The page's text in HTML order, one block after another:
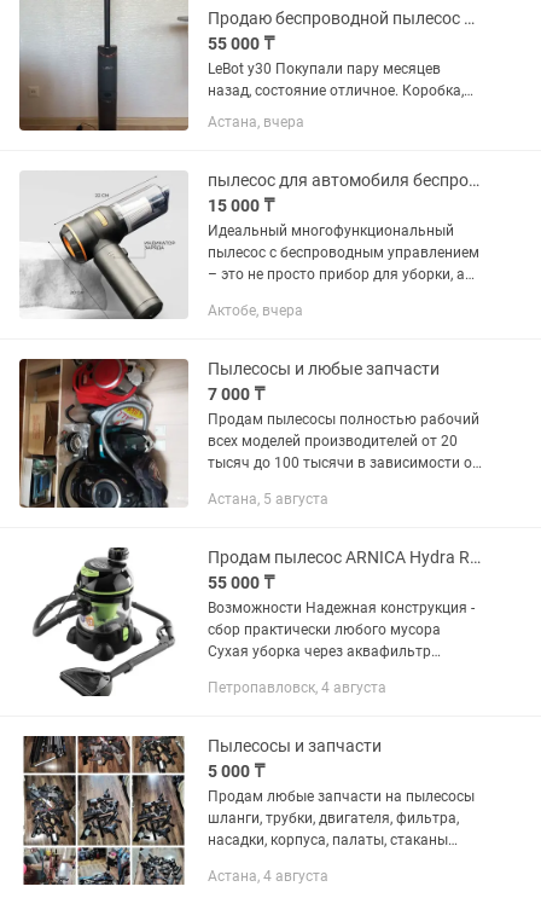
Продаю беспроводной пылесос LeBot
55 000 ₸
LeBot y30 Покупали пару месяцев
назад, состояние отличное. Коробка,
зарядка, инструкция имеется.
Основные преимущества: Мощный
стабильно всасывает пыль, волосы и
шерсть...
Астана, вчера
пылесос для автомобиля беспроводной мощный
15 000 ₸
Идеальный многофункциональный
пылесос с беспроводным управлением
– это не просто прибор для уборки, а
чистоту в автомобиле и доме, продает
Актобе, вчера
Пылесосы и любые запчасти
7 000 ₸
Продам пылесосы полностью рабочий
всех моделей производителей от 20
тысяч до 100 тысячи в зависимости от
мешковы,стаканы пылесосы с влажной
Астана, 5 августа
Продам пылесос ARNICA Hydra Rain
55 000 ₸
Возможности Надежная конструкция -
сбор практически любого мусора
Сухая уборка через аквафильтр
99,99% частиц пыли и грязи с
фильтрации...
Петропавловск, 4 августа
Пылесосы и запчасти
5 000 ₸
Продам любые запчасти на пылесосы
шланги, трубки, двигателя, фильтра,
насадки, корпуса, палаты, стаканы
катушками,и,т,д пылесосы на каждую
Астана, 4 августа